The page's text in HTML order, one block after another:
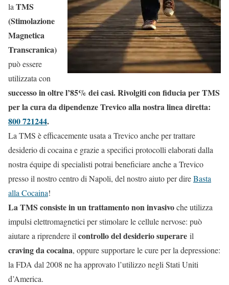
laTMS
(Stimolazione
Magnetica
Transcranica)
può essere
utilizzata con
successo in oltre l’85% dei casi. Rivolgiti con fiducia per TMS
per la cura da dipendenze Trevico alla nostra linea diretta:
800 721244.
La TMS è efficacemente usata a Trevico anche per trattare
desiderio di cocaina e grazie a specifici protocolli elaborati dalla
nostra équipe di specialisti potrai beneficiare anche a Trevico
presso il nostro centro di Napoli, del nostro aiuto per direBasta
alla Cocaina!
La TMS consiste in un trattamento non invasivoche utilizza
impulsi elettromagnetici per stimolare le cellule nervose: può
aiutare a riprendere ilcontrollo del desiderio superare il
craving da cocaina, oppure supportare le cure per la depressione:
la FDA dal 2008 ne ha approvato l’utilizzo negli Stati Uniti
d’America.